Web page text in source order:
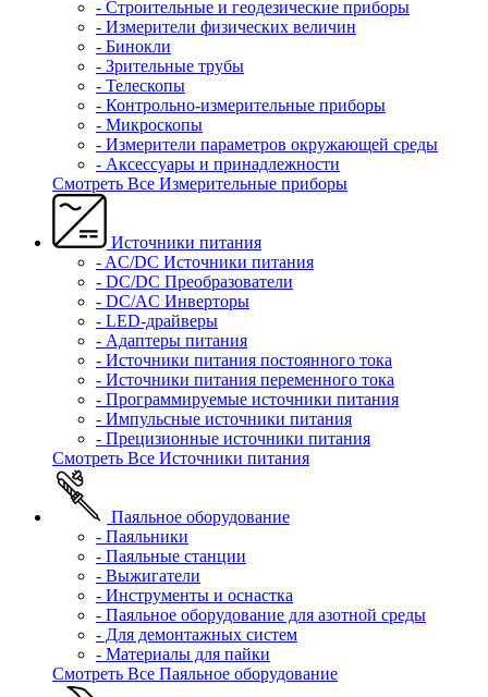
- Строительные и геодезические приборы
- Измерители физических величин
- Бинокли
- Зрительные трубы
- Телескопы
- Контрольно-измерительные приборы
- Микроскопы
- Измерители параметров окружающей среды
- Аксессуары и принадлежности
Смотреть Все Измерительные приборы
Источники питания
- AC/DC Источники питания
- DC/DC Преобразователи
- DC/AC Инверторы
- LED-драйверы
- Адаптеры питания
- Источники питания постоянного тока
- Источники питания переменного тока
- Программируемые источники питания
- Импульсные источники питания
- Прецизионные источники питания
Смотреть Все Источники питания
Паяльное оборудование
- Паяльники
- Паяльные станции
- Выжигатели
- Инструменты и оснастка
- Паяльное оборудование для азотной среды
- Для демонтажных систем
- Материалы для пайки
Смотреть Все Паяльное оборудование